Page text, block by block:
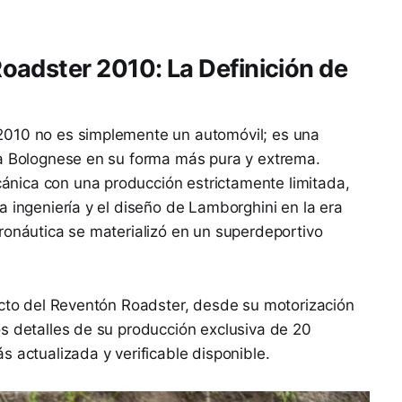
2010: La Definición de
no es simplemente un automóvil; es una
en su forma más pura y extrema.
con una producción estrictamente limitada,
ingeniería y el diseño de Lamborghini en la era
se materializó en un superdeportivo
del Reventón Roadster, desde su motorización
detalles de su producción exclusiva de 20
actualizada y verificable disponible.